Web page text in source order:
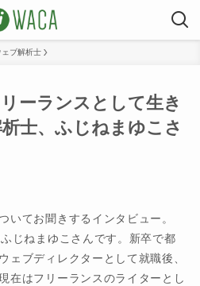
ェブ解析士
ーランスとして生き
士、ふじねまゆこさ
いてお聞きするインタビュー。
じねまゆこさんです。新卒で都
ェブディレクターとして就職後、
在はフリーランスのライターとし